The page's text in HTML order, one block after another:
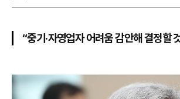
“중기·자영업자 어려움 감안해 결정할